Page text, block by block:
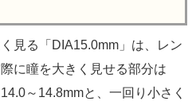
見る「DIA15.0mm」は、レン
に瞳を大きく見せる部分は
～14.8mmと、一回り小さく